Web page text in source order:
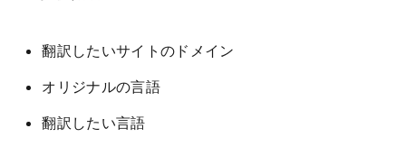
翻訳したいサイトのドメイン
オリジナルの言語
翻訳したい言語